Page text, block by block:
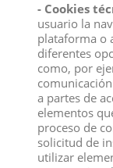
TORGUGAS
Referencia 4369
- Cookies
usuario la
plataforma o
diferentes
como, por
a partes de
elementos
proceso de
solicitud de
utilizar